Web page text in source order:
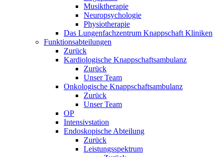
Musiktherapie
Neuropsychologie
Physiotherapie
Das Lungenfachzentrum Knappschaft Kliniken
Funktionsabteilungen
Zurück
Kardiologische Knappschaftsambulanz
Zurück
Unser Team
Onkologische Knappschaftsambulanz
Zurück
Unser Team
OP
Intensivstation
Endoskopische Abteilung
Zurück
Leistungsspektrum